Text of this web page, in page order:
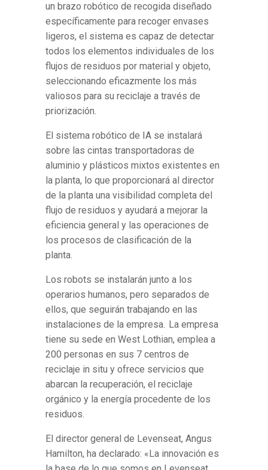
un brazo robótico de recogida diseñado
específicamente para recoger envases
ligeros, el sistema es capaz de detectar
todos los elementos individuales de los
flujos de residuos por material y objeto,
seleccionando eficazmente los más
valiosos para su reciclaje a través de
priorización.
El sistema robótico de IA se instalará
sobre las cintas transportadoras de
aluminio y plásticos mixtos existentes en
la planta, lo que proporcionará al director
de la planta una visibilidad completa del
flujo de residuos y ayudará a mejorar la
eficiencia general y las operaciones de
los procesos de clasificación de la
planta.
Los robots se instalarán junto a los
operarios humanos, pero separados de
ellos, que seguirán trabajando en las
instalaciones de la empresa. La empresa
tiene su sede en West Lothian, emplea a
200 personas en sus 7 centros de
reciclaje in situ y ofrece servicios que
abarcan la recuperación, el reciclaje
orgánico y la energía procedente de los
residuos.
El director general de Levenseat, Angus
Hamilton, ha declarado: «La innovación es